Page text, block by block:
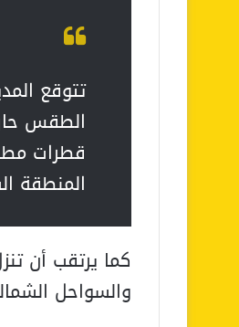
تتوقع
الطقس
قطرات
المنطقة
كما يرتقب أن
والسواحل